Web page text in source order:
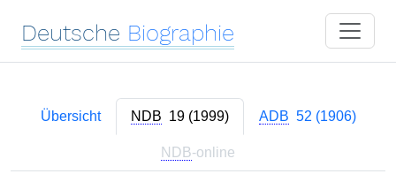
Deutsche Biographie
Übersicht NDB 19 (1999) ADB 52 (1906)
NDB-online